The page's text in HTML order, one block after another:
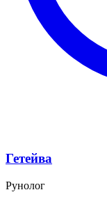
Гетейва
Рунолог